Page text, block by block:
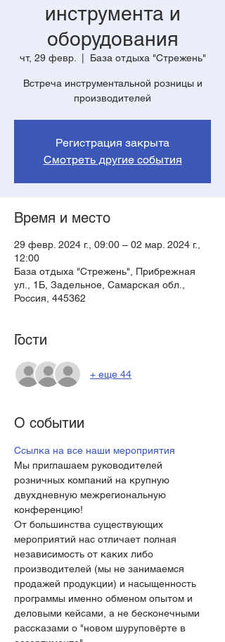
инструмента и
оборудования
чт, 29 февр. База отдыха "Стрежень"
Встреча инструментальной розницы и
производителей
Регистрация закрыта
Смотреть другие события
Время и место
29 февр. 2024 г., 09:00 – 02 мар. 2024 г.,
12:00
База отдыха "Стрежень", Прибрежная
ул., 1Б, Задельное, Самарская обл.,
Россия, 445362
Гости
+ еще 44
О событии
Ссылка на все наши мероприятия
Мы приглашаем руководителей
розничных компаний на крупную
двухдневную межрегиональную
конференцию!
От большинства существующих
мероприятий нас отличает полная
независимость от каких либо
производителей (мы не занимаемся
продажей продукции) и насыщенность
программы именно обменом опытом и
деловыми кейсами, а не бесконечными
рассказами о "новом шуруповёрте в